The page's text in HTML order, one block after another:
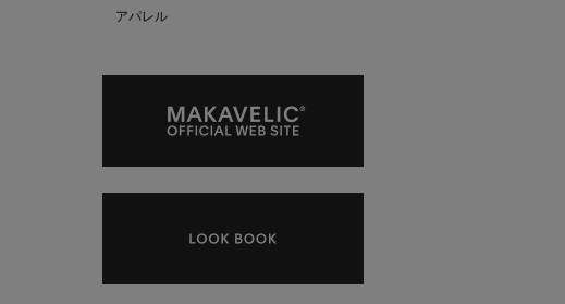
アパレル